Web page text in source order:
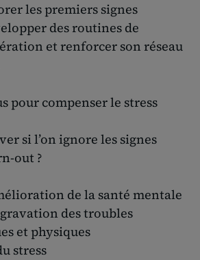
les premiers signes
des routines de
et renforcer son réseau
pour compenser le stress
si l’on ignore les signes
out ?
de la santé mentale
des troubles
et physiques
stress